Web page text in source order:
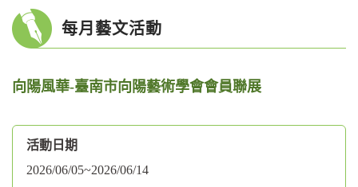
每月藝文活動
向陽風華-臺南市向陽藝術學會會員聯展
活動日期
2026/06/05~2026/06/14